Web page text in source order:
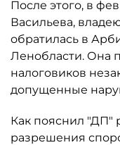
После этого, в
Васильева,
обратилась в
Ленобласти. Она
налоговиков
допущенные
Как пояснил "ДП"
разрешения